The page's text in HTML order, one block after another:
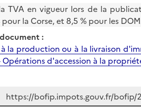
TVA en vigueur lors de la
la Corse, et 8,5 % pour les
:
la production ou à la livraison
d'accession à la